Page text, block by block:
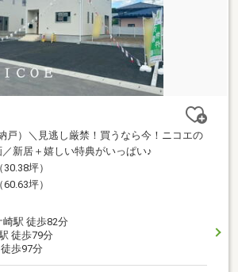
戸）＼見逃し厳禁！買うなら今！ニコエの
新居＋嬉しい特典がいっぱい♪
（30.38坪）
（60.63坪）
崎駅 徒歩82分
徒歩79分
歩97分